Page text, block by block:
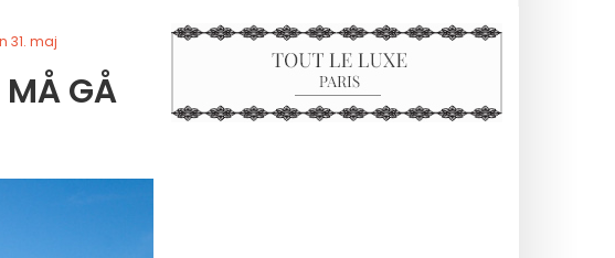
31. maj
MÅ GÅ